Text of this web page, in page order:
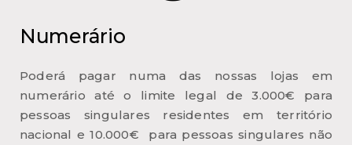
Numerário
Poderá pagar numa das nossas lojas em
numerário até o limite legal de 3.000€ para
pessoas singulares residentes em território
nacional e 10.000€ para pessoas singulares não